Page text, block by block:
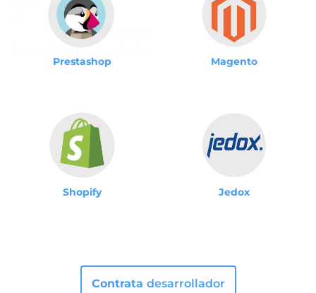
Prestashop Magento
Shopify Jedox
Contrata desarrollador